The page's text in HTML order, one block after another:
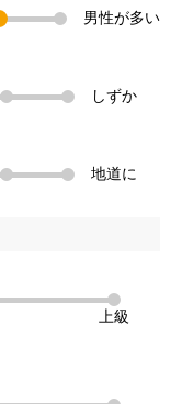
男性が多い
しずか
地道に
上級